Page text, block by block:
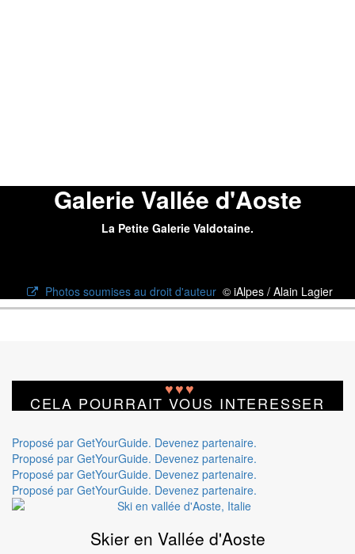
Galerie Vallée d'Aoste
La Petite Galerie Valdotaine.
Photos soumises au droit d'auteur© iAlpes / Alain Lagier
♥♥♥
CELA POURRAIT VOUS INTERESSER
Proposé par GetYourGuide. Devenez partenaire.
Proposé par GetYourGuide. Devenez partenaire.
Proposé par GetYourGuide. Devenez partenaire.
Proposé par GetYourGuide. Devenez partenaire.
Skier en Vallée d'Aoste